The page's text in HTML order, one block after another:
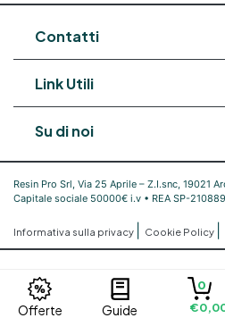
Contatti
Link Utili
Su di noi
Resin Pro Srl, Via 25 Aprile – Z.I.snc, 19021
Capitale sociale 50000€ i.v • REA SP-210889
Informativa sulla privacy Cookie Policy
Offerte Guide
0